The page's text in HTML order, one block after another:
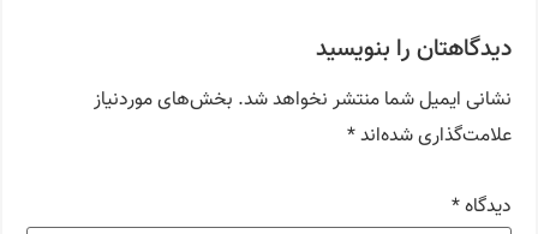
دیدگاهتان را بنویسید
نشانی ایمیل شما منتشر نخواهد شد. بخش‌های موردنیاز
علامت‌گذاری شده‌اند*
دیدگاه*